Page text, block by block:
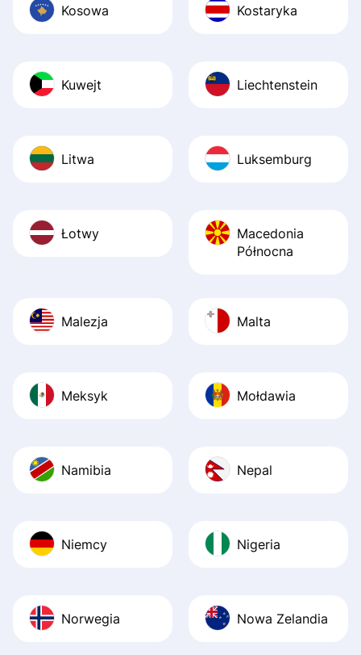
Kosowa Kostaryka
Kuwejt Liechtenstein
Litwa Luksemburg
Łotwy
Macedonia
Północna
Malezja Malta
Meksyk Mołdawia
Namibia Nepal
Niemcy Nigeria
Norwegia Nowa Zelandia